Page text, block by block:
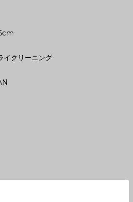
イクリーニング